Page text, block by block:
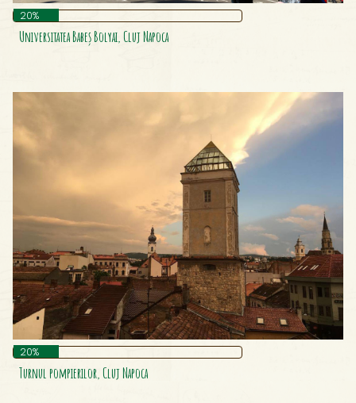
Universitatea Babeș Bolyai, Cluj Napoca
Universitatea De Medicină, Farmacie, Științe Și Tehnologie „George
Emil Palade” Târgu Mureș
Vila Regală Din Mamaia
Vila Ștefănescu (Casa Cu Grifoni) Din Câmpina
Școala Gimnazială „Carol I”, Călăraşi
20%
Universitatea Babeș Bolyai, Cluj Napoca
20%
Turnul pompierilor, Cluj Napoca